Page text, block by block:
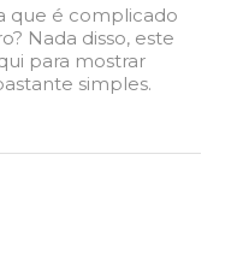
que é complicado
Nada disso, este
para mostrar
simples.